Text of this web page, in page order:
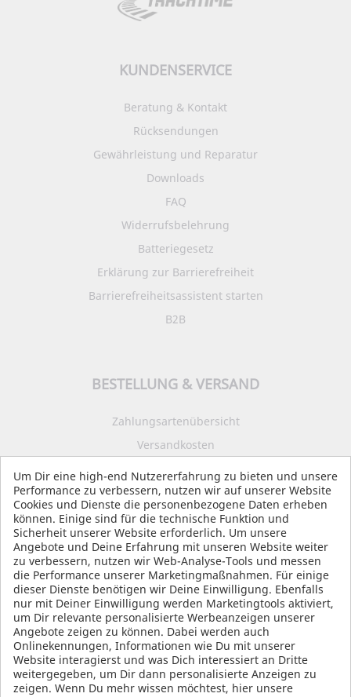
KUNDENSERVICE
Beratung & Kontakt
Rücksendungen
Gewährleistung und Reparatur
Downloads
FAQ
Widerrufsbelehrung
Batteriegesetz
Erklärung zur Barrierefreiheit
Barrierefreiheitsassistent starten
B2B
BESTELLUNG & VERSAND
Zahlungsartenübersicht
Versandkosten
Impressum
Datenschutz
AGB
SOCIAL MEDIA
Um Dir eine high-end Nutzererfahrung zu bieten und unsere
Performance zu verbessern, nutzen wir auf unserer Website
Cookies und Dienste die personenbezogene Daten erheben
können. Einige sind für die technische Funktion und
Sicherheit unserer Website erforderlich. Um unsere
Angebote und Deine Erfahrung mit unseren Website weiter
zu verbessern, nutzen wir Web-Analyse-Tools und messen
die Performance unserer Marketingmaßnahmen. Für einige
dieser Dienste benötigen wir Deine Einwilligung. Ebenfalls
nur mit Deiner Einwilligung werden Marketingtools aktiviert,
um Dir relevante personalisierte Werbeanzeigen unserer
Angebote zeigen zu können. Dabei werden auch
Onlinekennungen, Informationen wie Du mit unserer
Website interagierst und was Dich interessiert an Dritte
weitergegeben, um Dir dann personalisierte Anzeigen zu
zeigen. Wenn Du mehr wissen möchtest, hier unsere